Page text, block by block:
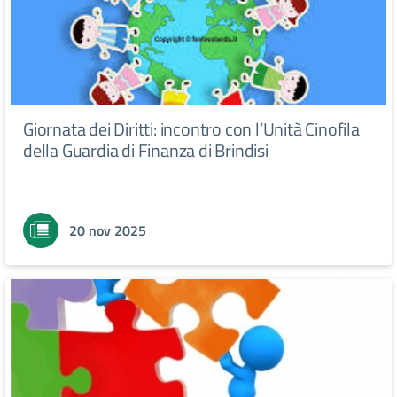
Giornata dei Diritti: incontro con l’Unità Cinofila
della Guardia di Finanza di Brindisi
20 nov 2025